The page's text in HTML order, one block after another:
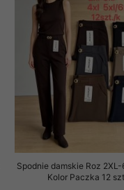
Spodnie damskie Roz 2XL-
Kolor Paczka 12 szt